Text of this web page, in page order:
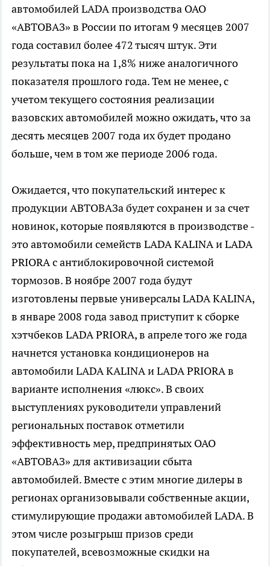
автомобилей LADA производства ОАО
«АВТОВАЗ» в России по итогам 9 месяцев 2007
года составил более 472 тысяч штук. Эти
результаты пока на 1,8% ниже аналогичного
показателя прошлого года. Тем не менее, с
учетом текущего состояния реализации
вазовских автомобилей можно ожидать, что за
десять месяцев 2007 года их будет продано
больше, чем в том же периоде 2006 года.
Ожидается, что покупательский интерес к
продукции АВТОВАЗа будет сохранен и за счет
новинок, которые появляются в производстве -
это автомобили семейств LADA KALINA и LADA
PRIORA с антиблокировочной системой
тормозов. В ноябре 2007 года будут
изготовлены первые универсалы LADA KALINA,
в январе 2008 года завод приступит к сборке
хэтчбеков LADA PRIORA, в апреле того же года
начнется установка кондиционеров на
автомобили LADA KALINA и LADA PRIORA в
варианте исполнения «люкс». В своих
выступлениях руководители управлений
региональных поставок отметили
эффективность мер, предпринятых ОАО
«АВТОВАЗ» для активизации сбыта
автомобилей. Вместе с этим многие дилеры в
регионах организовывали собственные акции,
стимулирующие продажи автомобилей LADA. В
этом числе розыгрыш призов среди
покупателей, всевозможные скидки на